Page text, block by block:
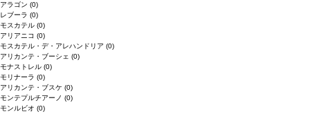
アラゴン (0)
レブーラ (0)
モスカテル (0)
アリアニコ (0)
モスカテル・デ・アレハンドリア (0)
アリカンテ・ブーシェ (0)
モナストレル (0)
モリナーラ (0)
アリカンテ・ブスケ (0)
モンテプルチアーノ (0)
モンルビオ (0)